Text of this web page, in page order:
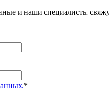
и наши специалисты
*